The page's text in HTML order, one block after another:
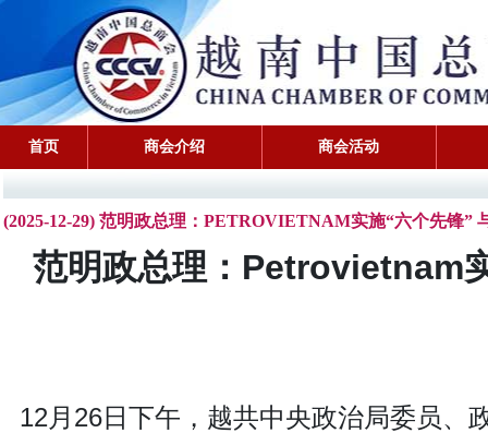
首页 商会介绍 商会活动
(2025-12-29) 范明政总理：PETROVIETNAM实施“六个先锋”
范明政总理：Petrovietnam
12月26日下午，越共中央政治局委员、